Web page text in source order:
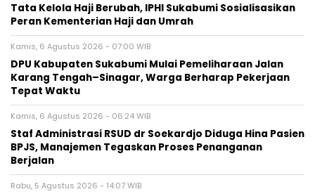
Tata Kelola Haji Berubah, IPHI Sukabumi Sosialisasikan
Peran Kementerian Haji dan Umrah
Kamis, 6 Agustus 2026 - 07:00 WIB
‎DPU Kabupaten Sukabumi Mulai Pemeliharaan Jalan
Karang Tengah–Sinagar, Warga Berharap Pekerjaan
Tepat Waktu
Kamis, 6 Agustus 2026 - 06:24 WIB
Staf Administrasi RSUD dr Soekardjo Diduga Hina Pasien
BPJS, Manajemen Tegaskan Proses Penanganan
Berjalan
Rabu, 5 Agustus 2026 - 14:07 WIB